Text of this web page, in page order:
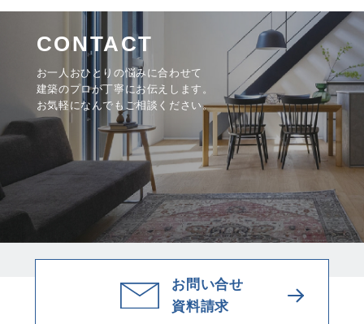
CONTACT
お一人おひとりの悩みに合わせて
建築のプロが丁寧にお伝えします。
お気軽になんでもご相談ください。
お問い合せ
資料請求